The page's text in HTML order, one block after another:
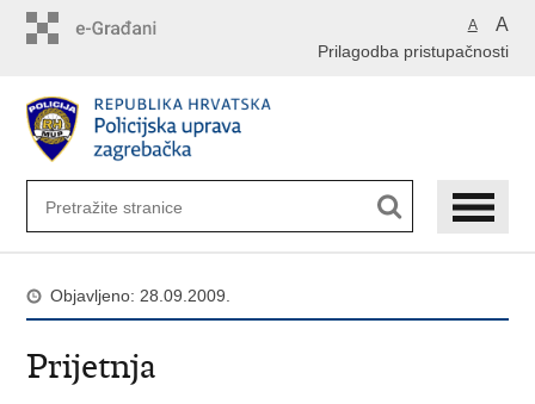
A A
Prilagodba pristupačnosti
Objavljeno: 28.09.2009.
Prijetnja